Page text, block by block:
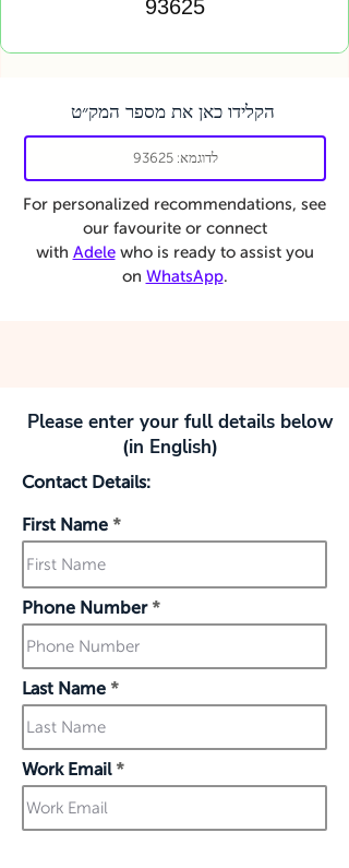
93625
For personalized recommendations, see
our favourite or connect
with Adelewho is ready to assist you
on WhatsApp.
Please enter your full details below
(in English)
Contact Details:
First Name
Phone Number
Last Name
Work Email